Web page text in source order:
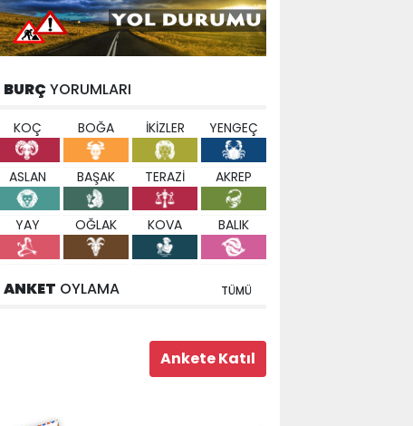
BURÇ YORUMLARI
KOÇ BOĞA İKİZLER YENGEÇ
ASLAN BAŞAK TERAZİ AKREP
YAY OĞLAK KOVA BALIK
ANKET OYLAMA TÜMÜ